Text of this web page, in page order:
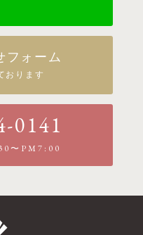
フォーム
おります
0141
〜PM7:00